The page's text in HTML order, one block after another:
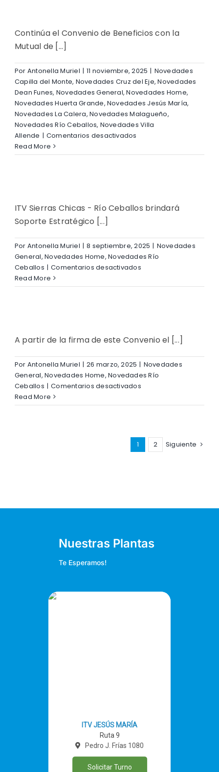
Voluntarios
Calera
Continúa el Convenio de Beneficios con la
Mutual de [...]
Por Antonella Muriel | 11 noviembre, 2025 | Novedades
Capilla del Monte, Novedades Cruz del Eje,Novedades
Dean Funes, Novedades General,Novedades Home,
Novedades Huerta Grande,Novedades Jesús María,
Novedades La Calera,Novedades Malagueño,
Novedades Río Ceballos, Novedades Villa
Allende | Comentarios desactivados
del
Read More
ITV Sierras Chicas - Río Ceballos brindará
Soporte Estratégico [...]
Por Antonella Muriel | 8 septiembre, 2025 | Novedades
General,Novedades Home,Novedades Río
Ceballos | Comentarios desactivadosen
convenio
Salsipuedes
Read More
A partir de la firma de este Convenio el [...]
Por Antonella Muriel | 26 marzo, 2025 | Novedades
General,Novedades Home,Novedades Río
Ceballos | Comentarios desactivadosen
Estratégico
Voluntarios
de
Read More
1 2 Siguiente
Nuestras Plantas
Te Esperamos!
Solicitar Turno
ITV JESÚS MARÍA
Ruta 9
Pedro J. Frías 1080